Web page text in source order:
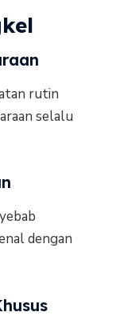
rutin
selalu
dengan